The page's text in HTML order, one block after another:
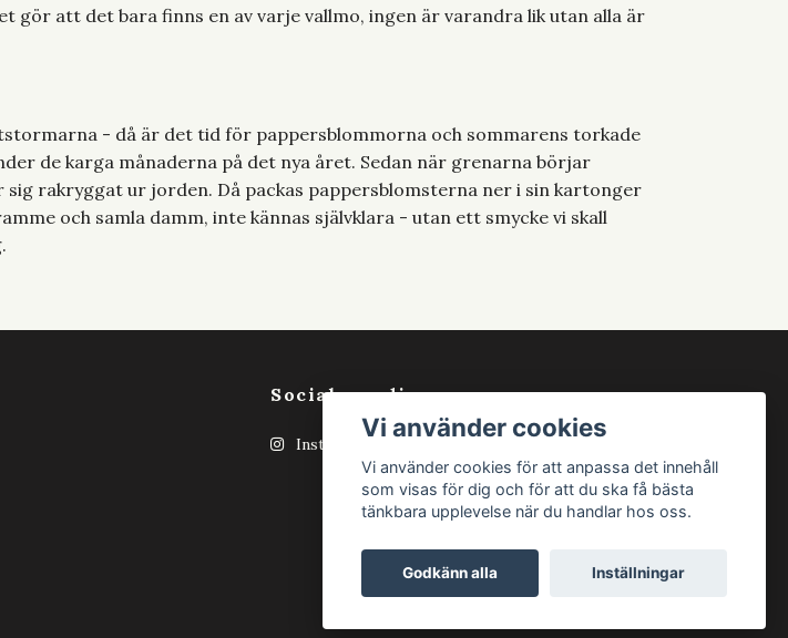
att det bara finns en av varje vallmo, ingen är varandra lik utan alla är
- då är det tid för pappersblommorna och sommarens torkade
de karga månaderna på det nya året. Sedan när grenarna börjar
rakryggat ur jorden. Då packas pappersblomsterna ner i sin kartonger
och samla damm, inte kännas självklara - utan ett smycke vi skall
Sociala medier
Instagram
Vi använder cookies
Vi använder cookies för att anpassa det innehåll
som visas för dig och för att du ska få bästa
tänkbara upplevelse när du handlar hos oss.
Godkänn alla Inställningar